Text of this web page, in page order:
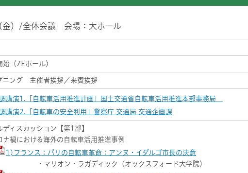
金）/全体会議 会場：大ホール
始（7Fホール）
ニング 主催者挨拶／来賓挨拶
講演1.「自転車活用推進計画」国土交通省自転車活用推進本部事務局
講演2.「自転車の安全利用」警察庁 交通局 交通企画課
ディスカッション【第1部】
ナ禍における海外の自転車活用推進事例
1)フランス：パリの自転車革命：アンヌ・イダルゴ市長の決意
リオン・ラガディック（オックスフォード大学院）